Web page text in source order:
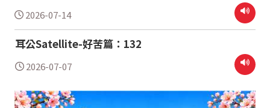
2026-07-14
耳公Satellite-好苦篇：132
2026-07-07